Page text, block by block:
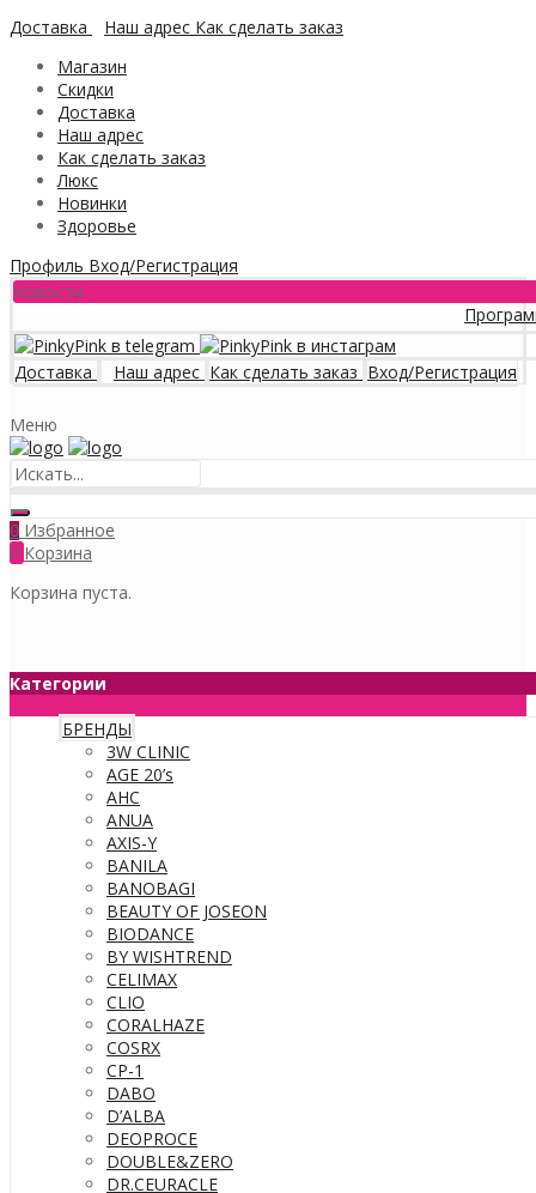
Доставка
Наш адрес Как сделать заказ
Магазин
Скидки
Доставка
Наш адрес
Как сделать заказ
Люкс
Новинки
Здоровье
Профиль Вход/Регистрация
Новости
Программа
Доставка Наш адрес Как сделать заказ Вход/Регистрация
Меню
0 Избранное
0 Корзина
Корзина пуста.
Категории
БРЕНДЫ
3W CLINIC
AGE 20’s
AHC
ANUA
AXIS-Y
BANILA
BANOBAGI
BEAUTY OF JOSEON
BIODANCE
BY WISHTREND
CELIMAX
CLIO
CORALHAZE
COSRX
CP-1
DABO
D’ALBA
DEOPROCE
DOUBLE&ZERO
DR.CEURACLE